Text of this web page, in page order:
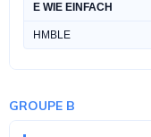
E WIE EINFACH
HMBLE
GROUPE B